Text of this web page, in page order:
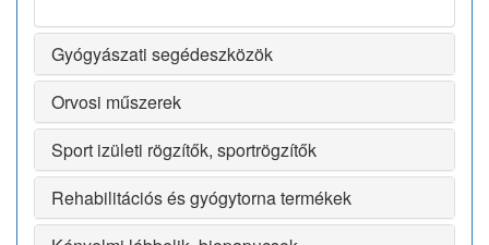
Gyógyászati segédeszközök
Orvosi műszerek
Sport izületi rögzítők, sportrögzítők
Rehabilitációs és gyógytorna termékek